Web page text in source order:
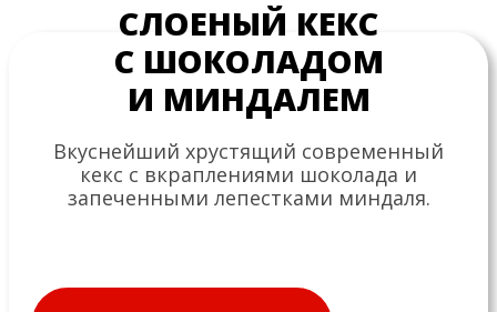
СЛОЕНЫЙ КЕКС
С ШОКОЛАДОМ
И МИНДАЛЕМ
Вкуснейший хрустящий современный
кекс с вкраплениями шоколада и
запеченными лепестками миндаля.